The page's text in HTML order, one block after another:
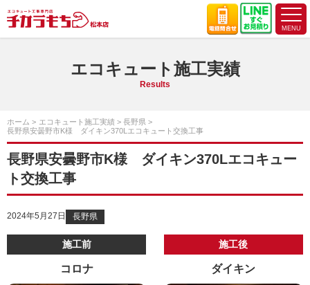
エコキュート施工実績
Results
ホーム エコキュート施工実績
長野県
長野県安曇野市K様 ダイキン370Lエコキュート交換工事
長野県安曇野市K様 ダイキン370Lエコキュー
ト交換工事
2024年5月27日 長野県
施工前
コロナ
施工後
ダイキン